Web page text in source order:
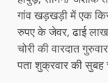
गांव खड़खड़ी में एक
रुपए के जेवर, ढाई
चोरी की वारदात
पता शुक्रवार की सुबह